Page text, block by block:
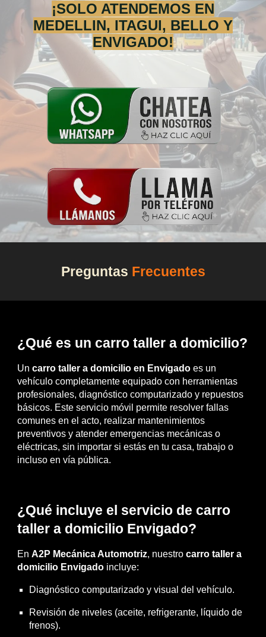
¡SOLO ATENDEMOS EN
MEDELLIN, ITAGUI, BELLO Y
ENVIGADO!
Preguntas Frecuentes
¿Qué es un carro taller a domicilio?
Uncarro taller a domicilio en Envigado es un
vehículo completamente equipado con herramientas
profesionales, diagnóstico computarizado y repuestos
básicos. Este servicio móvil permite resolver fallas
comunes en el acto, realizar mantenimientos
preventivos y atender emergencias mecánicas o
eléctricas, sin importar si estás en tu casa, trabajo o
incluso en vía pública.
¿Qué incluye el servicio de carro
taller a domicilio Envigado?
EnA2P Mecánica Automotriz, nuestrocarro taller a
domicilio Envigado incluye:
Diagnóstico computarizado y visual del vehículo.
Revisión de niveles (aceite, refrigerante, líquido de
frenos).